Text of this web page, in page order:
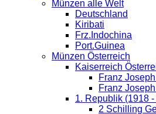
Münzen alle Welt
Deutschland
Kiribati
Frz.Indochina
Port.Guinea
Münzen Österreich
Kaiserreich
Franz
Franz
1. Republik (1918
2 Schilling